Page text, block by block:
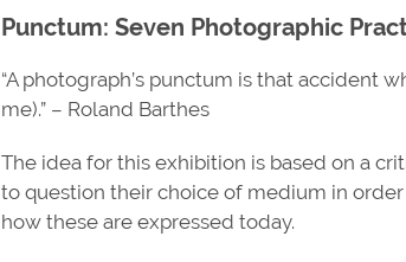
Punctum: Seven Photographic
“A photograph’s punctum is that accident
me).” – Roland Barthes
The idea for this exhibition is based on a
to question their choice of medium in
how these are expressed today.